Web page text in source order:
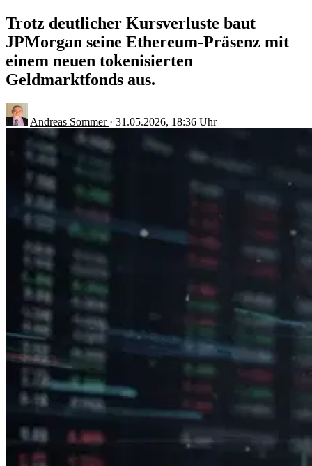
Trotz deutlicher Kursverluste baut
JPMorgan seine Ethereum-Präsenz mit
einem neuen tokenisierten
Geldmarktfonds aus.
Andreas Sommer · 31.05.2026, 18:36 Uhr